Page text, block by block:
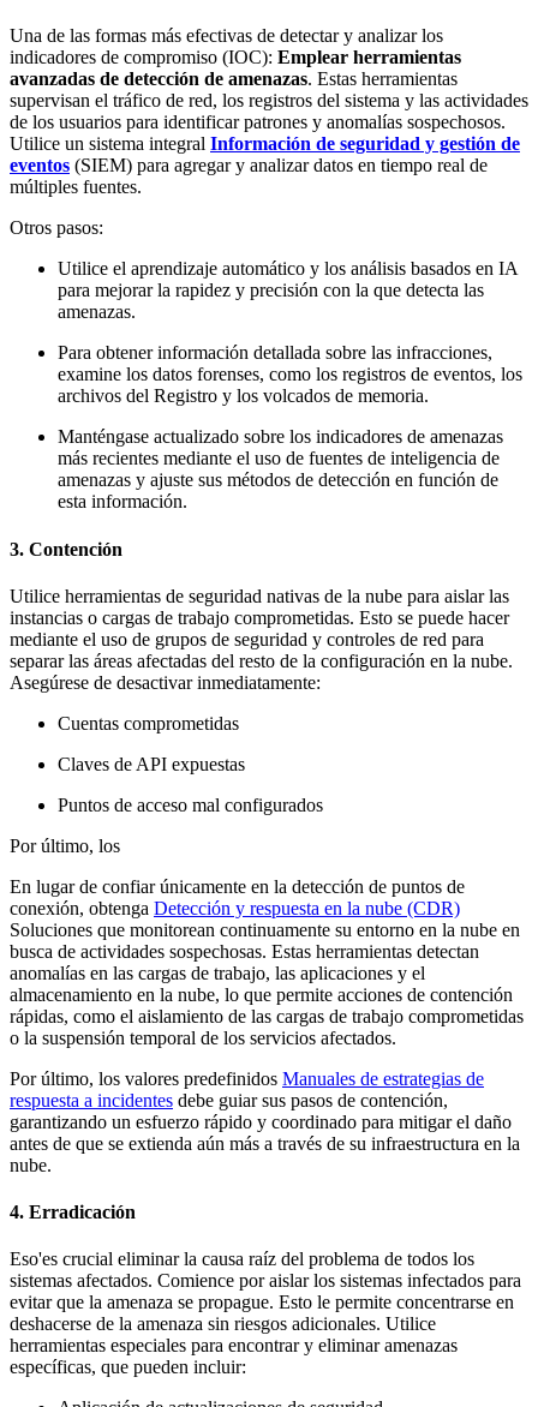
Una de las formas más efectivas de detectar y analizar los
indicadores de compromiso (IOC): Emplear herramientas
avanzadas de detección de amenazas. Estas herramientas
supervisan el tráfico de red, los registros del sistema y las actividades
de los usuarios para identificar patrones y anomalías sospechosos.
Utilice un sistema integral Información de seguridad y gestión de
eventos (SIEM) para agregar y analizar datos en tiempo real de
múltiples fuentes.
Otros pasos:
Utilice el aprendizaje automático y los análisis basados en IA
para mejorar la rapidez y precisión con la que detecta las
amenazas.
Para obtener información detallada sobre las infracciones,
examine los datos forenses, como los registros de eventos, los
archivos del Registro y los volcados de memoria.
Manténgase actualizado sobre los indicadores de amenazas
más recientes mediante el uso de fuentes de inteligencia de
amenazas y ajuste sus métodos de detección en función de
esta información.
3. Contención
Utilice herramientas de seguridad nativas de la nube para aislar las
instancias o cargas de trabajo comprometidas. Esto se puede hacer
mediante el uso de grupos de seguridad y controles de red para
separar las áreas afectadas del resto de la configuración en la nube.
Asegúrese de desactivar inmediatamente:
Cuentas comprometidas
Claves de API expuestas
Puntos de acceso mal configurados
Por último, los
En lugar de confiar únicamente en la detección de puntos de
conexión, obtenga Detección y respuesta en la nube (CDR)
Soluciones que monitorean continuamente su entorno en la nube en
busca de actividades sospechosas. Estas herramientas detectan
anomalías en las cargas de trabajo, las aplicaciones y el
almacenamiento en la nube, lo que permite acciones de contención
rápidas, como el aislamiento de las cargas de trabajo comprometidas
o la suspensión temporal de los servicios afectados.
Por último, los valores predefinidos Manuales de estrategias de
respuesta a incidentes debe guiar sus pasos de contención,
garantizando un esfuerzo rápido y coordinado para mitigar el daño
antes de que se extienda aún más a través de su infraestructura en la
nube.
4. Erradicación
Eso'es crucial eliminar la causa raíz del problema de todos los
sistemas afectados. Comience por aislar los sistemas infectados para
evitar que la amenaza se propague. Esto le permite concentrarse en
deshacerse de la amenaza sin riesgos adicionales. Utilice
herramientas especiales para encontrar y eliminar amenazas
específicas, que pueden incluir: